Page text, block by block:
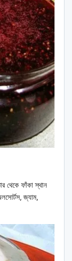
থেকে ফাঁকা স্থান
জ্যাম,